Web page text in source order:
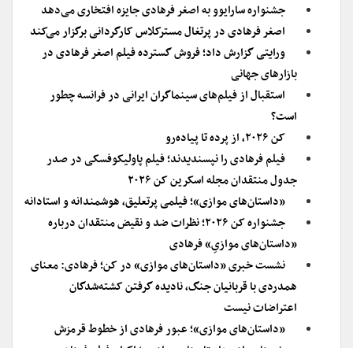
جشنواره سارایوو به اصغر فرهادی جایزه افتخاری می‌دهد
اصغر فرهادی در پرتغال مسترکلاس کارگردانی برگزار می‌کند
ورایتی گزارش داد؛ فروش گسترده فیلم اصغر فرهادی در
بازارهای جهانی
استقبال از فیلم‌های سینماگران ایرانی در فرانسه چطور
است؟
کن ۲۰۲۶، از پرده تا پیاده‌رو
فیلم فرهادی را نپسندیدند؛ فیلم پاولیکوفسکی در صدر
جدول منتقدان مجله اسکرین کن ۲۰۲۶
«داستان‌های موازی»؛ فیلمی پرتعلیق، هوشمندانه و استادانه
جشنواره کن ۲۰۲۶؛ نظرات ضد و نقیض منتقدان درباره
«داستان‌های موازیِ» فرهادی
نشست خبری «داستان‌های موازی» در کن؛ فرهادی: معنای
همدردی با قربانیان جنگ، نادیده گرفتن کشته‌شدگان
اعتراضات نیست
«داستان‌های موازی»؛ عبور فرهادی از خطوط قرمزش